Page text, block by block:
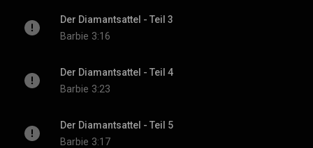
Der Diamantsattel - Teil 3
Barbie 3:16
Der Diamantsattel - Teil 4
Barbie 3:23
Der Diamantsattel - Teil 5
Barbie 3:17